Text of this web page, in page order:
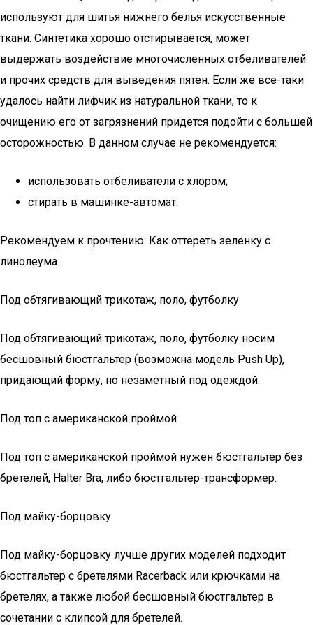
используют для шитья нижнего белья искусственные
ткани. Синтетика хорошо отстирывается, может
выдержать воздействие многочисленных отбеливателей
и прочих средств для выведения пятен. Если же все-таки
удалось найти лифчик из натуральной ткани, то к
очищению его от загрязнений придется подойти с большей
осторожностью. В данном случае не рекомендуется:
использовать отбеливатели с хлором;
стирать в машинке-автомат.
Рекомендуем к прочтению: Как оттереть зеленку с
линолеума
Под обтягивающий трикотаж, поло, футболку
Под обтягивающий трикотаж, поло, футболку носим
бесшовный бюстгальтер (возможна модель Push Up),
придающий форму, но незаметный под одеждой.
Под топ с американской проймой
Под топ с американской проймой нужен бюстгальтер без
бретелей, Halter Bra, либо бюстгальтер-трансформер.
Под майку-борцовку
Под майку-борцовку лучше других моделей подходит
бюстгальтер с бретелями Racerback или крючками на
бретелях, а также любой бесшовный бюстгальтер в
сочетании с клипсой для бретелей.